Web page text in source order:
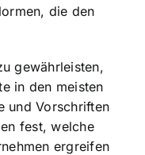
die den
gewährleisten,
in den meisten
und Vorschriften
fest, welche
ergreifen